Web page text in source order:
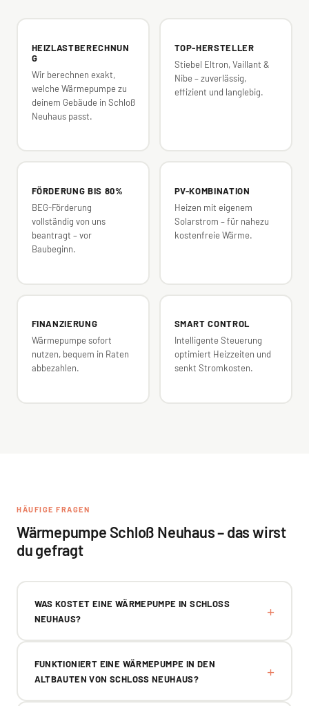
HEIZLASTBERECHNUN
G
Wir berechnen exakt,
welche Wärmepumpe zu
deinem Gebäude in Schloß
Neuhaus passt.
TOP-HERSTELLER
Stiebel Eltron, Vaillant &
Nibe – zuverlässig,
effizient und langlebig.
FÖRDERUNG BIS 80%
BEG-Förderung
vollständig von uns
beantragt – vor
Baubeginn.
PV-KOMBINATION
Heizen mit eigenem
Solarstrom – für nahezu
kostenfreie Wärme.
FINANZIERUNG
Wärmepumpe sofort
nutzen, bequem in Raten
abbezahlen.
SMART CONTROL
Intelligente Steuerung
optimiert Heizzeiten und
senkt Stromkosten.
HÄUFIGE FRAGEN
Wärmepumpe Schloß Neuhaus – das wirst
du gefragt
WAS KOSTET EINE WÄRMEPUMPE IN SCHLOSS N
EUHAUS?
FUNKTIONIERT EINE WÄRMEPUMPE IN DEN
ALTBAUTEN VON SCHLOSS NEUHAUS?